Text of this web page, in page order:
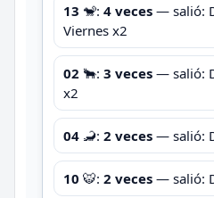
13 🐒: 4 veces — salió:
Viernes x2
02 🐂: 3 veces — salió:
x2
04 🦂: 2 veces — salió:
10 🐯: 2 veces — salió: